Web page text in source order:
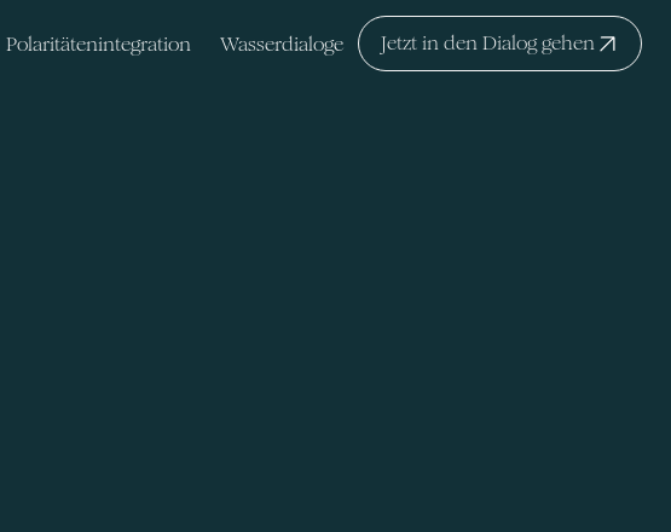
Polaritätenintegration Wasserdialoge Jetzt in den Dialog gehen